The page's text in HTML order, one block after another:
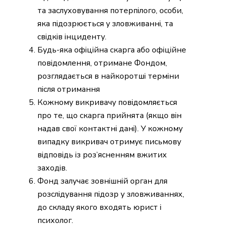
та заслуховування потерпілого, особи,
яка підозрюється у зловживанні, та
свідків інциденту.
Будь-яка офіційна скарга або офіційне
повідомлення, отримане Фондом,
розглядається в найкоротші терміни
після отримання
Кожному викривачу повідомляється
про те, що скарга прийнята (якщо він
надав свої контактні дані). У кожному
випадку викривач отримує письмову
відповідь із роз’ясненням вжитих
заходів.
Фонд залучає зовнішній орган для
розслідування підозр у зловживаннях,
до складу якого входять юрист і
психолог.